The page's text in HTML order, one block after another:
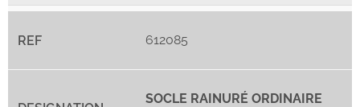
612085
SOCLE RAINURÉ ORDINAIRE